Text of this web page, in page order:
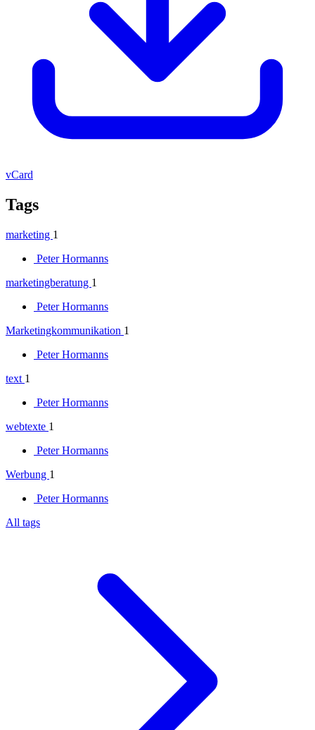
vCard
Tags
marketing 1
Peter Hormanns
marketingberatung 1
Peter Hormanns
Marketingkommunikation 1
Peter Hormanns
text 1
Peter Hormanns
webtexte 1
Peter Hormanns
Werbung 1
Peter Hormanns
All tags